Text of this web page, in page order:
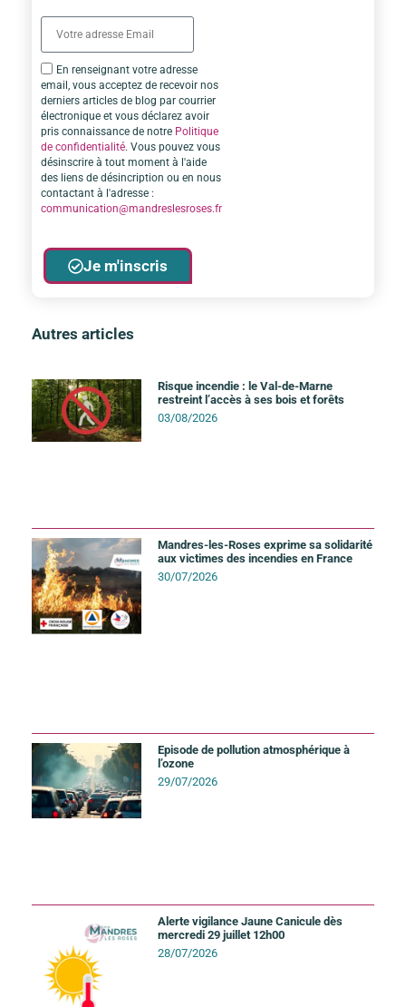
En renseignant votre adresse
email, vous acceptez de recevoir nos
derniers articles de blog par courrier
électronique et vous déclarez avoir
pris connaissance de notre Politique
de confidentialité. Vous pouvez vous
désinscrire à tout moment à l'aide
des liens de désincription ou en nous
contactant à l'adresse :
communication@mandreslesroses.fr
Je m'inscris
Autres articles
Risque incendie : le Val-de-Marne
restreint l’accès à ses bois et forêts
03/08/2026
Mandres-les-Roses exprime sa solidarité
aux victimes des incendies en France
30/07/2026
Episode de pollution atmosphérique à
l’ozone
29/07/2026
Alerte vigilance Jaune Canicule dès
mercredi 29 juillet 12h00
28/07/2026